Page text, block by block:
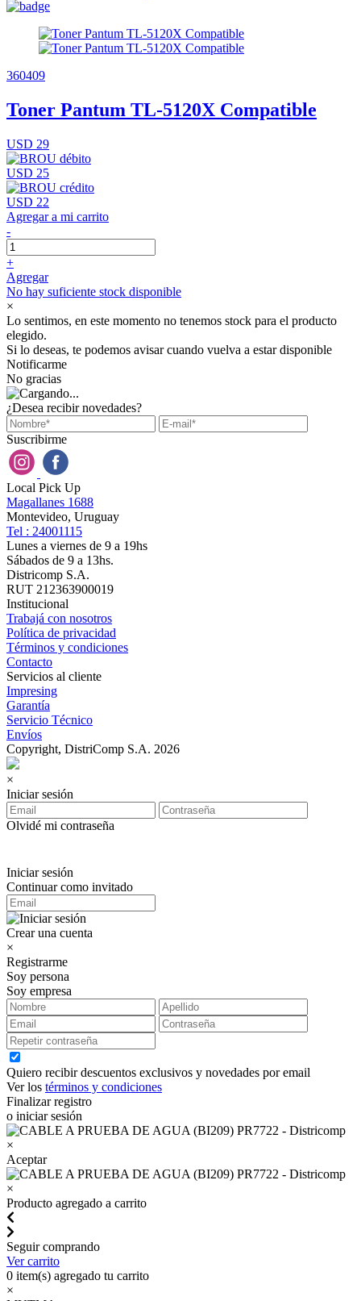
360409
Toner Pantum TL-5120X Compatible
USD 29
USD 25
USD 22
Agregar a mi carrito
-
+
Agregar
No hay suficiente stock disponible
×
Lo sentimos, en este momento no tenemos stock para el producto
elegido.
Si lo deseas, te podemos avisar cuando vuelva a estar disponible
Notificarme
No gracias
¿Desea recibir novedades?
Suscribirme
Local Pick Up
Magallanes 1688
Montevideo, Uruguay
Tel : 24001115
Lunes a viernes de 9 a 19hs
Sábados de 9 a 13hs.
Districomp S.A.
RUT 212363900019
Institucional
Trabajá con nosotros
Política de privacidad
Términos y condiciones
Contacto
Servicios al cliente
Impresing
Garantía
Servicio Técnico
Envíos
Copyright, DistriComp S.A. 2026
×
Iniciar sesión
Olvidé mi contraseña
Iniciar sesión
Continuar como invitado
Crear una cuenta
×
Registrarme
Soy persona
Soy empresa
Quiero recibir descuentos exclusivos y novedades por email
Ver los términos y condiciones
Finalizar registro
o iniciar sesión
×
Aceptar
×
Producto agregado a carrito
Seguir comprando
Ver carrito
0 item(s) agregado tu carrito
×